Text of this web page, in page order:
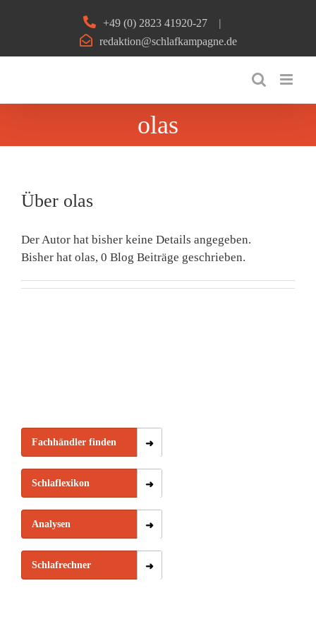
+49 (0) 2823 41920-27
|
redaktion@schlafkampagne.de
olas
Über olas
Der Autor hat bisher keine Details angegeben.
Bisher hat olas, 0 Blog Beiträge geschrieben.
Fachhändler finden
Schlaflexikon
Analysen
Schlafrechner